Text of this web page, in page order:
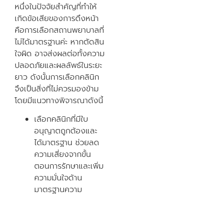
หนึ่งในปัจจัยสำคัญที่ทำให้
เกิดข้อเสียของการดึงหน้า
คือการเลือกสถานพยาบาลที่
ไม่ได้มาตรฐานค่ะ หากตัดสิน
ใจผิด อาจส่งผลต่อทั้งความ
ปลอดภัยและผลลัพธ์ในระยะ
ยาว ดังนั้นการเลือกคลินิก
จึงเป็นสิ่งที่ไม่ควรมองข้าม
โดยมีแนวทางพิจารณาดังนี้
เลือกคลินิกที่มีใบ
อนุญาตถูกต้องและ
ได้มาตรฐาน ช่วยลด
ความเสี่ยงจากขั้น
ตอนการรักษาและเพิ่ม
ความมั่นใจด้าน
มาตรฐานความ